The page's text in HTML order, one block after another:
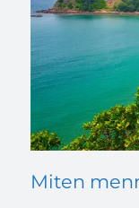
Miten